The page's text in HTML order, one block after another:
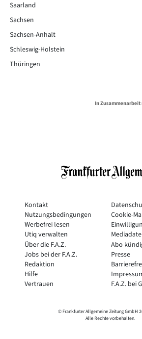
Saarland
Sachsen
Sachsen-Anhalt
Schleswig-Holstein
Thüringen
In Zusammenarbeit
Kontakt
Nutzungsbedingungen
Cookie-
Werbefrei lesen
Utiq verwalten
Über die F.A.Z.
Abo
Jobs bei der F.A.Z.
Presse
Redaktion
Hilfe
Vertrauen
F.A.Z. bei
© Frankfurter Allgemeine Zeitung GmbH
Alle Rechte vorbehalten.